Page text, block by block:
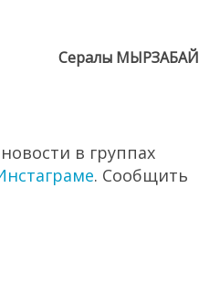
Сералы МЫРЗАБАЙ
в группах
. Сообщить